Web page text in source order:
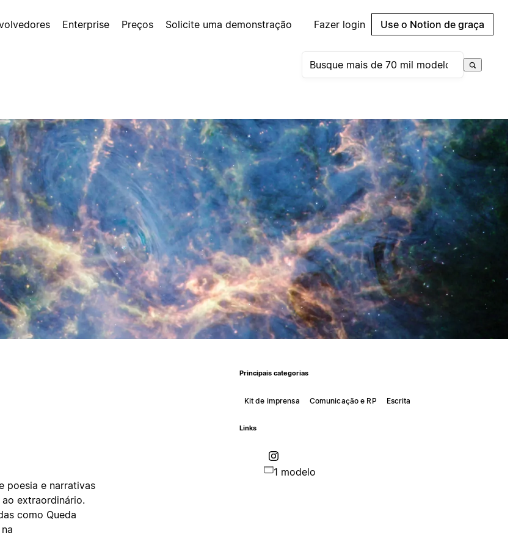
Enterprise Preços Solicite uma demonstração Fazer login Use o Notion de graça
poesia e narrativas
extraordinário.
como Queda
Principais categorias
Kit de imprensa Comunicação e RP Escrita
Links
1 modelo